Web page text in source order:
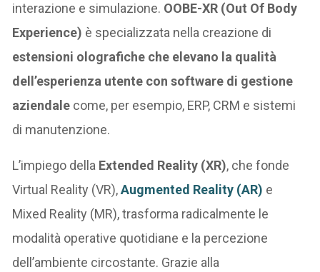
interazione e simulazione. OOBE-XR (Out Of Body
Experience) è specializzata nella creazione di
estensioni olografiche che elevano la qualità
dell’esperienza utente con software di gestione
aziendale come, per esempio, ERP, CRM e sistemi
di manutenzione.
L’impiego della Extended Reality (XR), che fonde
Virtual Reality (VR),Augmented Reality (AR) e
Mixed Reality (MR), trasforma radicalmente le
modalità operative quotidiane e la percezione
dell’ambiente circostante. Grazie alla